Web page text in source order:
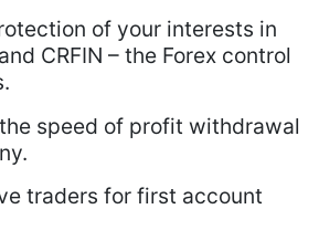
of your interests in
CRFIN – the Forex control
speed of profit withdrawal
traders for first account